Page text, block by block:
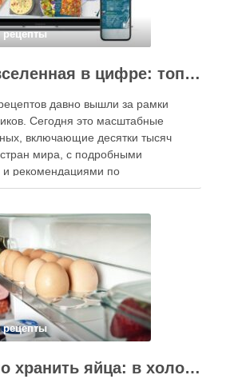
рецепты
Кулинарная вселенная в цифре: топ-3 самых больших электронных книг рецептов
давно вышли за рамки
Сегодня это масштабные
включающие десятки тысяч
мира, с подробными
и рекомендациями по
от печатных изданий,
блюд и добавлять новые
Как правильно хранить яйца: в холодильнике или на полке?